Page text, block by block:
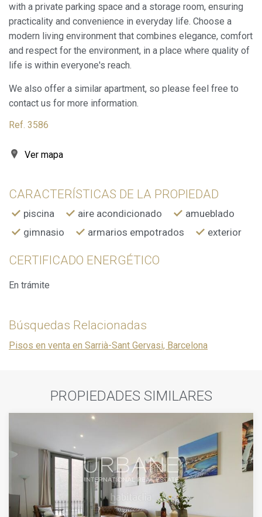
with a private parking space and a storage room, ensuring
practicality and convenience in everyday life. Choose a
modern living environment that combines elegance, comfort
and respect for the environment, in a place where quality of
life is within everyone's reach.
We also offer a similar apartment, so please feel free to
contact us for more information.
Ref. 3586
Ver mapa
CARACTERÍSTICAS DE LA PROPIEDAD
piscina aire acondicionado
amueblado
gimnasio
armarios empotrados exterior
CERTIFICADO ENERGÉTICO
En trámite
Búsquedas Relacionadas
Pisos en venta en Sarrià-Sant Gervasi, Barcelona
PROPIEDADES SIMILARES
Marketing y publicidad
Estas cookies son utilizadas para almacenar información
sobre las preferencias y elecciones personales del usuario
a través de la observación continuada de sus hábitos de
navegación. Gracias a ellas, podemos conocer los hábitos
de navegación en el sitio web y mostrar publicidad